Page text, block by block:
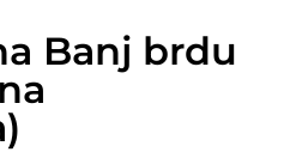
Banj brdu